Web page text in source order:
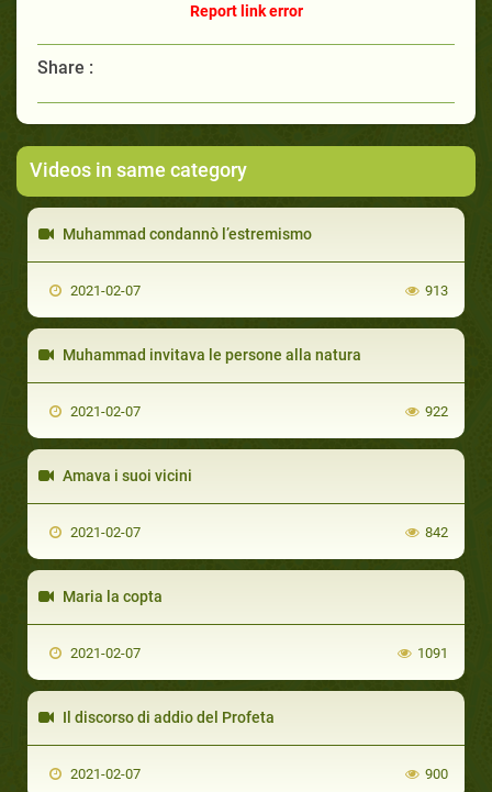
Report link error
Share :
Videos in same category
Muhammad condannò l’estremismo
2021-02-07 913
Muhammad invitava le persone alla natura
2021-02-07 922
Amava i suoi vicini
2021-02-07 842
Maria la copta
2021-02-07 1091
Il discorso di addio del Profeta
2021-02-07 900